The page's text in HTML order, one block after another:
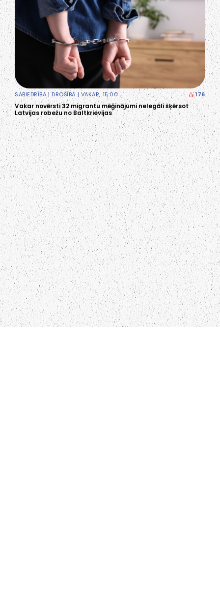
SABIEDRĪBA |DROŠĪBA | VAKAR, 15:00 176
Vakar novērsti 32 migrantu mēģinājumi nelegāli šķērsot
Latvijas robežu no Baltkrievijas